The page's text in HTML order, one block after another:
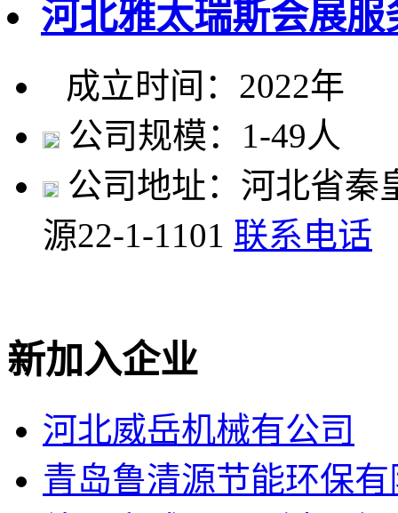
河北雅太瑞斯会展服
成立时间：2022年
公司规模：1-49人
公司地址：河北省秦
源22-1-1101 联系电话
新加入企业
河北威岳机械有公司
青岛鲁清源节能环保